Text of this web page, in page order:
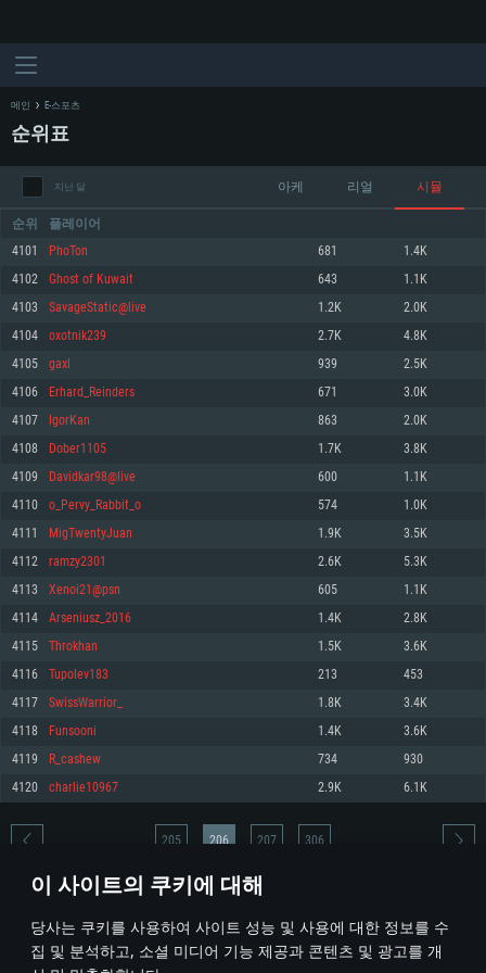
이 사이트의 쿠키에 대해
당사는 쿠키를 사용하여 사이트 성능 및 사용에 대한 정보를 수
집 및 분석하고, 소셜 미디어 기능 제공과 콘텐츠 및 광고를 개
시스템 요구사항
최소사양
운영체제: Windows 10 (64 bit)
프로세서: 2.2 GHz 듀얼코어 이상
메모리: 4GB
그래픽 카드: DirectX 11 이상을 지원하는 AMD Radeon 77XX / NVIDIA
GeForce GT 660. 최소 사양 해상도: 720p
네트워크: 브로드밴드 인터넷
여유 저장 공간: 22.1 GB (최소 클라이언트)
권장 사양
570 혹은 그 이상
여유 저장 공간: 62.2 GB (전체 클라이언트)
최소사양
운영체제: Mac OS Big Sur 11.0
프로세서: 최소 2.2 GHz의 Core i5 (Intel Xeon 은 지원하지 않습니다)
메모리: 6 GB
그래픽 카드: Metal 을 지원하는 Intel Iris Pro 5200 (Mac), 혹은 이와 비슷한 성
능을 가지는 Mac 버전의 AMD/Nvidia. 최소 해상도: 720p
네트워크: 브로드밴드 인터넷
여유 저장 공간: 22.1 GB (최소 클라이언트)
권장 사양
네트워크: 브로드밴드 인터넷
여유 저장 공간: 62.2 GB (전체 클라이언트)
최소사양
운영체제: 64bit Linux 중 최신 버전
프로세서: 2.4 GHz 듀얼코어
메모리: 4 GB
그래픽 카드: Vulkan 을 지원하고, 최신 그래픽 드라이버를 지원하는 NVIDIA
660 (6개월 미만) 혹은 그와 동급의 성능을 가지며 최신 그래픽 드라이버를 지
원하는 AMD (6개월 미만; 최소사양 지원 해상도 720p)
네트워크: 브로드밴드 인터넷
여유 저장 공간: 22.1 GB (최소 클라이언트)
권장 사양
운영체제: Ubuntu 20.04 64bit
프로세서: Intel Core i7
메모리: 16 GB
그래픽 카드: Vulkan 을 지원하고, 최신 그래픽 드라이버를 지원하는 NVIDIA
1060 (6개월 미만) 혹은 그와 동급의 성능을 가지며 최신 그래픽 드라이버를
지원하는 AMD RX 570 (6개월 미만; 최소사양 지원 해상도 720p) 이상
여유 저장 공간: 62.2 GB (전체 클라이언트)
메인 E-스포츠
순위표
지난 달 아케 리얼 시뮬
순위 플레이어
4101 PhoTon 681 1.4K
4102 Ghоst of Kuwait 643 1.1K
4103 SavageStatic@live 1.2K 2.0K
4104 oxotnik239 2.7K 4.8K
4105 gaxl 939 2.5K
4106 Erhard_Reinders 671 3.0K
4107 IgorKan 863 2.0K
4108 Dober1105 1.7K 3.8K
4109 Davidkar98@live 600 1.1K
4110 o_Pervy_Rabbit_o 574 1.0K
4111 MigTwentyJuan 1.9K 3.5K
4112 ramzy2301 2.6K 5.3K
4113 Xenoi21@psn 605 1.1K
4114 Arseniusz_2016 1.4K 2.8K
4115 Throkhan 1.5K 3.6K
4116 Tupolev183 213 453
4117 SwissWarrior_ 1.8K 3.4K
4118 Funsooni 1.4K 3.6K
4119 R_cashew 734 930
4120 charlie10967 2.9K 6.1K
* 순위표는 매일 1회 갱신됩니다
205 206 207 306